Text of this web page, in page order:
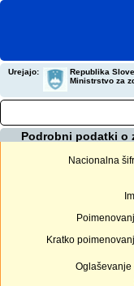
Urejajo:
Republika
Ministrstvo za
Podrobni podatki o
Nacionalna
Kratko